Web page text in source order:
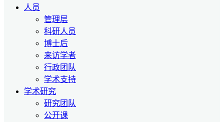
人员
管理层
科研人员
博士后
来访学者
行政团队
学术支持
学术研究
研究团队
公开课